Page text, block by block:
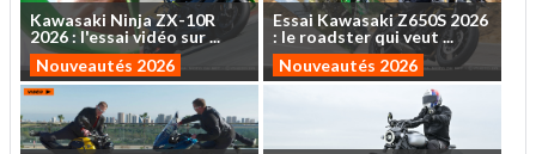
Kawasaki NinjaZX-10R
2026: l'essaividéo sur...
Nouveautés 2026
Essai KawasakiZ650S 2026
: le roadsterquiveut ...
Nouveautés 2026